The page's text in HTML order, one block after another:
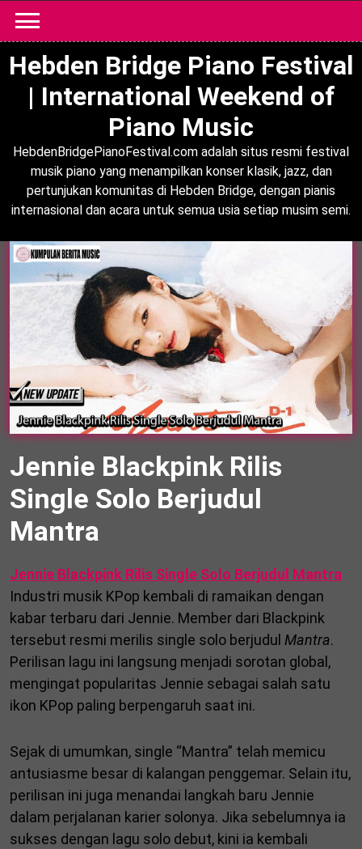
content
Hebden Bridge Piano Festival
| International Weekend of
Piano Music
HebdenBridgePianoFestival.com adalah situs resmi festival
musik piano yang menampilkan konser klasik, jazz, dan
pertunjukan komunitas di Hebden Bridge, dengan pianis
internasional dan acara untuk semua usia setiap musim semi.
Jennie Blackpink Rilis
Single Solo Berjudul
Mantra
Jennie Blackpink Rilis Single Solo Berjudul Mantra
Industri musik KPop kembali di ramaikan dengan
kabar terbaru dari Jennie. Member dari Blackpink
tersebut resmi merilis single solo berjudul Mantra.
Perilisan lagu ini langsung menjadi sorotan global,
mengingat popularitas Jennie sebagai salah satu
ikon KPop paling berpengaruh saat ini.
Sejak di umumkan, single “Mantra” telah memicu
antusiasme besar di kalangan penggemar. Selain itu,
perilisan ini juga menandai langkah baru Jennie
dalam perjalanan karier solonya. Jika sebelumnya ia
sukses dengan lagu solo debut, kini ia kembali